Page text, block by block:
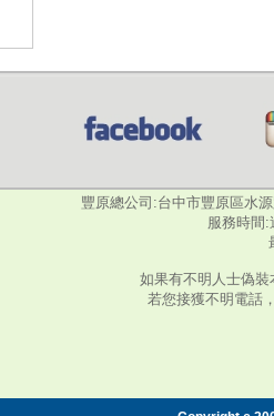
豐原總公司:台中市豐原區水
服務時間:
如果有不明人士偽
若您接獲不明電話